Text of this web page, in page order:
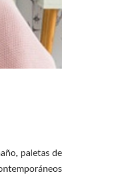
paletas de